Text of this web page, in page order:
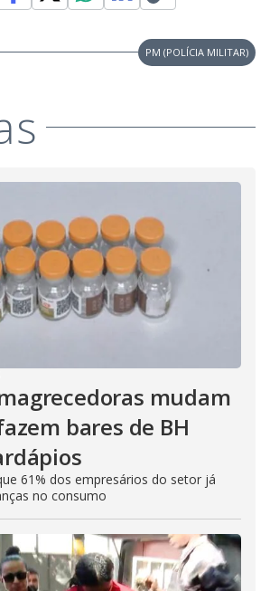
PM (POLÍCIA MILITAR)
mudam
bares de BH
61% dos empresários do setor já
no consumo